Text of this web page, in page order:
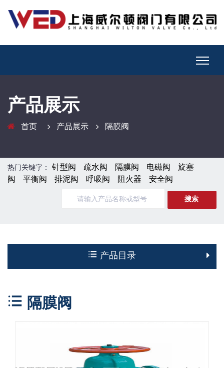
产品展示
首页 产品展示 隔膜阀
热门关键字： 针型阀 疏水阀 隔膜阀 电磁阀
旋塞
阀
平衡阀 排泥阀 呼吸阀 阻火器 安全阀
搜索
产品目录
隔膜阀